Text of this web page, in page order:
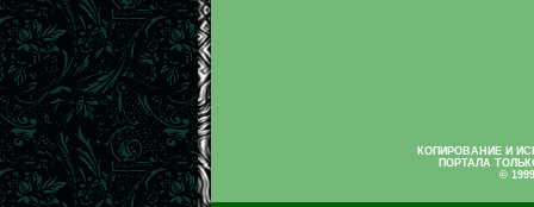
КОПИРОВАНИЕ И
ПОРТАЛА
©